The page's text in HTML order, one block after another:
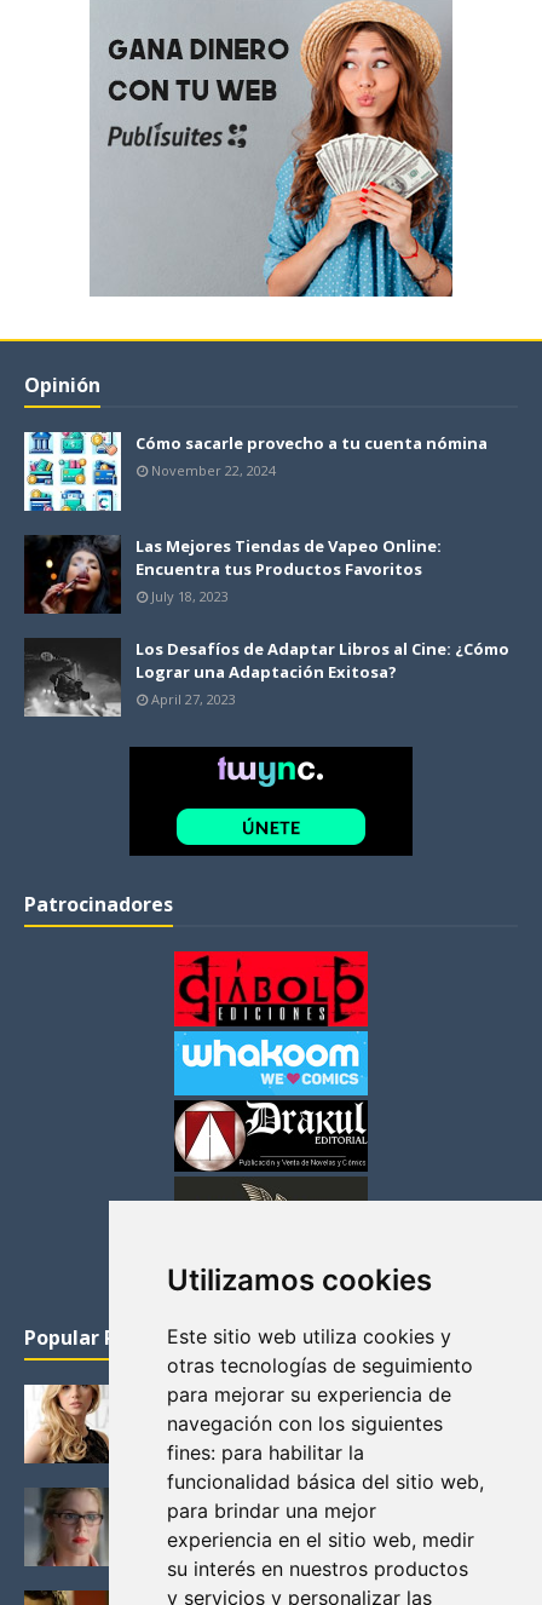
Utilizamos cookies
Este sitio web utiliza cookies y
otras tecnologías de seguimiento
para mejorar su experiencia de
navegación con los siguientes
fines: para habilitar la
funcionalidad básica del sitio web,
para brindar una mejor
experiencia en el sitio web, medir
su interés en nuestros productos
y servicios y personalizar las
Opinión
Cómo sacarle provecho a tu cuenta nómina
November 22, 2024
Las Mejores Tiendas de Vapeo Online:
Encuentra tus Productos Favoritos
July 18, 2023
Los Desafíos de Adaptar Libros al Cine: ¿Cómo
Lograr una Adaptación Exitosa?
April 27, 2023
Patrocinadores
Popular Posts
KATHERYN WINNICK: LA ACTRIZ MAS GUAPA DE
VIKINGOS
Junio 14, 2013
FELICITY (EMILY BETT RICKARDS), LAS FOTOS
MAS BONITAS DE LA ALIADA DE ARROW
Noviembre 30, 2013